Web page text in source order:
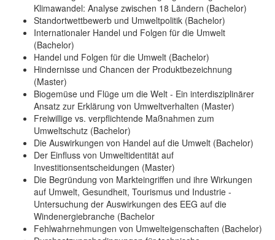
Klimawandel: Analyse zwischen 18 Ländern (Bachelor)
Standortwettbewerb und Umweltpolitik (Bachelor)
Internationaler Handel und Folgen für die Umwelt
(Bachelor)
Handel und Folgen für die Umwelt (Bachelor)
Hindernisse und Chancen der Produktbezeichnung
(Master)
Biogemüse und Flüge um die Welt - Ein interdisziplinärer
Ansatz zur Erklärung von Umweltverhalten (Master)
Freiwillige vs. verpflichtende Maßnahmen zum
Umweltschutz (Bachelor)
Die Auswirkungen von Handel auf die Umwelt (Bachelor)
Der Einfluss von Umweltidentität auf
Investitionsentscheidungen (Master)
Die Begründung von Markteingriffen und ihre Wirkungen
auf Umwelt, Gesundheit, Tourismus und Industrie -
Untersuchung der Auswirkungen des EEG auf die
Windenergiebranche (Bachelor
Fehlwahrnehmungen von Umwelteigenschaften (Bachelor)